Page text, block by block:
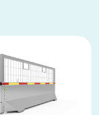
företags- och